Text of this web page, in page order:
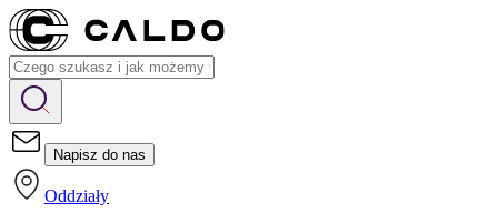
Napisz do nas
Oddziały